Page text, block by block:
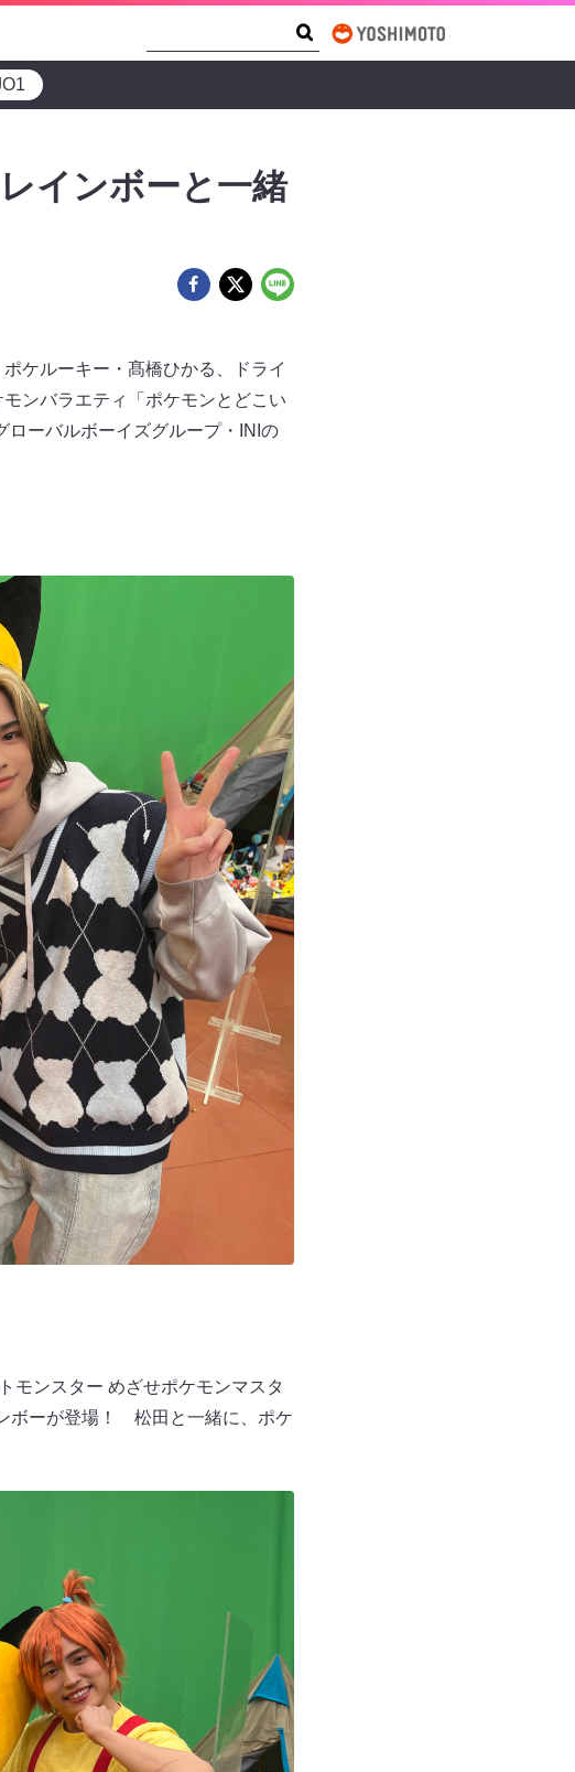
インボーと一緒
ケルーキー・髙橋ひかる、ドライ
ンバラエティ「ポケモンとどこい
ローバルボーイズグループ・INIの
モンスター めざせポケモンマスタ
ボーが登場！ 松田と一緒に、ポケ